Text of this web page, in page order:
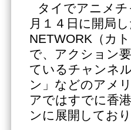
タイでアニメ
月１４日に開局
NETWORK（カ
で、アクション
ているチャンネ
ン」などのアメ
アではすでに香
ンに展開してお